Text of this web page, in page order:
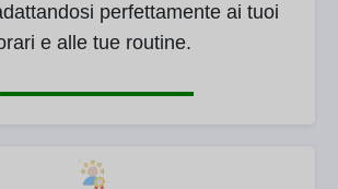
perfettamente ai tuoi
e alle tue routine.